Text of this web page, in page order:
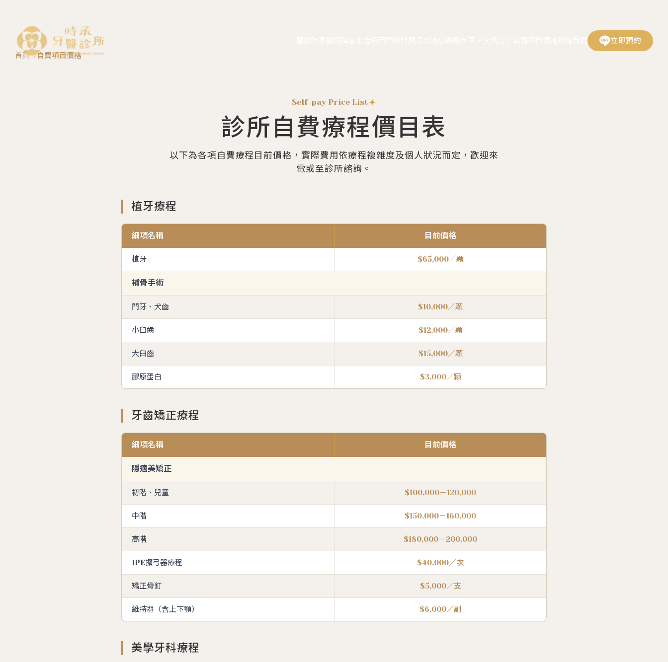
聯絡我們
立即預約
首頁
自費項目價格
Self-pay Price List
診所自費療程價目表
以下為各項自費療程目前價格，實際費用依療程複雜度及個人狀況而定，歡迎來
電或至診所諮詢。
植牙療程
細項名稱 目前價格
植牙 $65,000／顆
補骨手術
門牙、犬齒 $10,000／顆
小臼齒 $12,000／顆
大臼齒 $15,000／顆
膠原蛋白 $3,000／顆
牙齒矯正療程
細項名稱 目前價格
隱適美矯正
初階、兒童 $100,000－120,000
中階 $150,000－160,000
高階 $180,000－200,000
IPE擴弓器療程 $40,000／次
矯正骨釘 $5,000／支
維持器（含上下顎） $6,000／副
美學牙科療程